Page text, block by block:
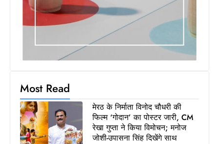
Most Read
मेरठ के निर्माता विनोद चौधरी की
फिल्म ‘गोदान’ का पोस्टर जारी, CM
रेखा गुप्ता ने किया विमोचन; मनोज
जोशी-उपासना सिंह दिखेंगे साथ